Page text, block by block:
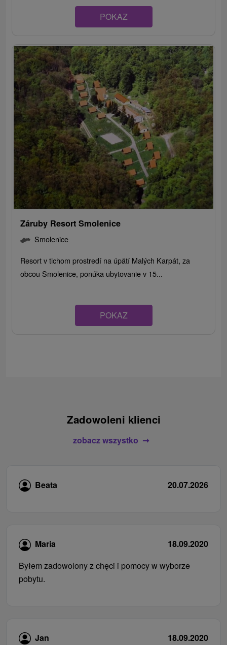
POKAZ
Záruby Resort Smolenice
Smolenice
Resort v tichom prostredí na úpätí Malých Karpát, za
obcou Smolenice, ponúka ubytovanie v 15...
POKAZ
Zadowoleni klienci
zobacz wszystko
Beata 20.07.2026
Maria
18.09.2020
Byłem zadowolony z chęci i pomocy w wyborze
pobytu.
Jan
18.09.2020